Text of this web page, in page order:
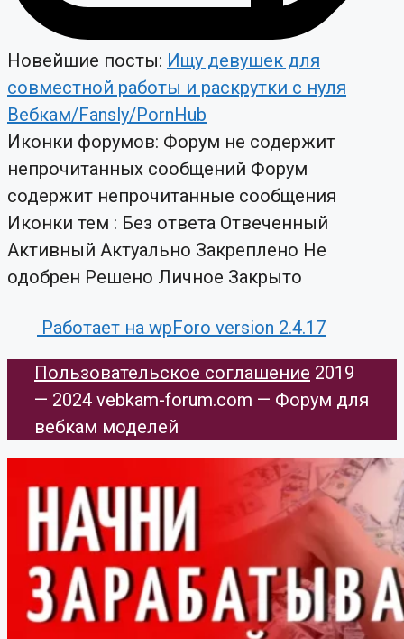
Новейшие посты: Ищу девушек для
совместной работы и раскрутки с нуля
Вебкам/Fansly/PornHub
Иконки форумов: Форум не содержит
непрочитанных сообщений Форум
содержит непрочитанные сообщения
Иконки тем : Без ответа Отвеченный
Активный Актуально Закреплено Не
одобрен Решено Личное Закрыто
Работает на wpForo version 2.4.17
Пользовательское соглашение ​ 2019
— 2024 vebkam-forum.com — Форум для
вебкам моделей